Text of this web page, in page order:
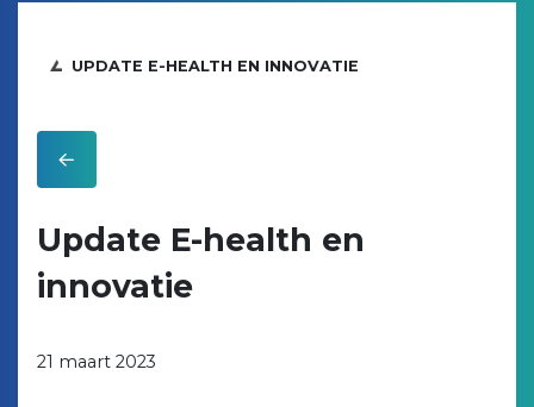
UPDATE E-HEALTH EN INNOVATIE
Update E-health en
innovatie
21 maart 2023